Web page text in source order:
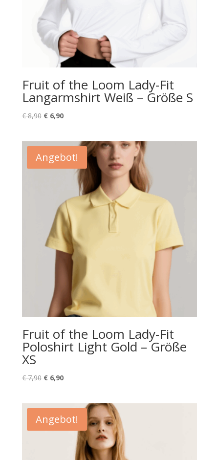
Fruit of the Loom Lady-Fit
Langarmshirt Weiß – Größe S
€8,90 Ursprünglicher
€ 8,90
€6,90Aktueller
€ 6,90.
Angebot!
Fruit of the Loom Lady-Fit
Poloshirt Light Gold – Größe
XS
€7,90 Ursprünglicher
€ 7,90
€6,90Aktueller
€ 6,90.
Angebot!